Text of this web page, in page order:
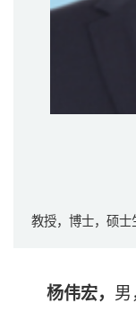
教授，博士，硕士
杨伟宏， 男